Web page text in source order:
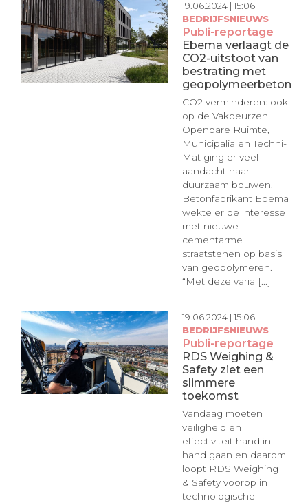
19.06.2024 | 15:06 |
BEDRIJFSNIEUWS
Publi-reportage |
Ebema verlaagt de
CO2-uitstoot van
bestrating met
geopolymeerbeton
CO2 verminderen: ook
op de Vakbeurzen
Openbare Ruimte,
Municipalia en Techni-
Mat ging er veel
aandacht naar
duurzaam bouwen.
Betonfabrikant Ebema
wekte er de interesse
met nieuwe
cementarme
straatstenen op basis
van geopolymeren.
“Met deze varia [...]
19.06.2024 | 15:06 |
BEDRIJFSNIEUWS
Publi-reportage |
RDS Weighing &
Safety ziet een
slimmere
toekomst
Vandaag moeten
veiligheid en
effectiviteit hand in
hand gaan en daarom
loopt RDS Weighing
& Safety voorop in
technologische